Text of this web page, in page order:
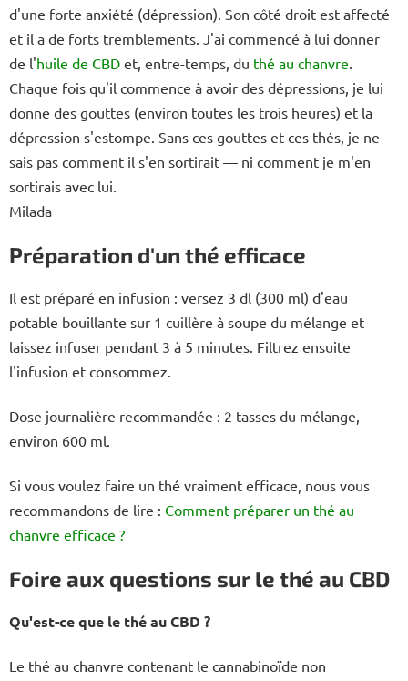
d'une forte anxiété (dépression). Son côté droit est affecté
et il a de forts tremblements. J'ai commencé à lui donner
de l'huile de CBD et, entre-temps, du thé au chanvre.
Chaque fois qu'il commence à avoir des dépressions, je lui
donne des gouttes (environ toutes les trois heures) et la
dépression s'estompe. Sans ces gouttes et ces thés, je ne
sais pas comment il s'en sortirait — ni comment je m'en
sortirais avec lui.
Milada
Préparation d'un thé efficace
Il est préparé en infusion : versez 3 dl (300 ml) d'eau
potable bouillante sur 1 cuillère à soupe du mélange et
laissez infuser pendant 3 à 5 minutes. Filtrez ensuite
l'infusion et consommez.
Dose journalière recommandée : 2 tasses du mélange,
environ 600 ml.
Si vous voulez faire un thé vraiment efficace, nous vous
recommandons de lire : Comment préparer un thé au
chanvre efficace ?
Foire aux questions sur le thé au CBD
Qu'est-ce que le thé au CBD ?
Le thé au chanvre contenant le cannabinoïde non